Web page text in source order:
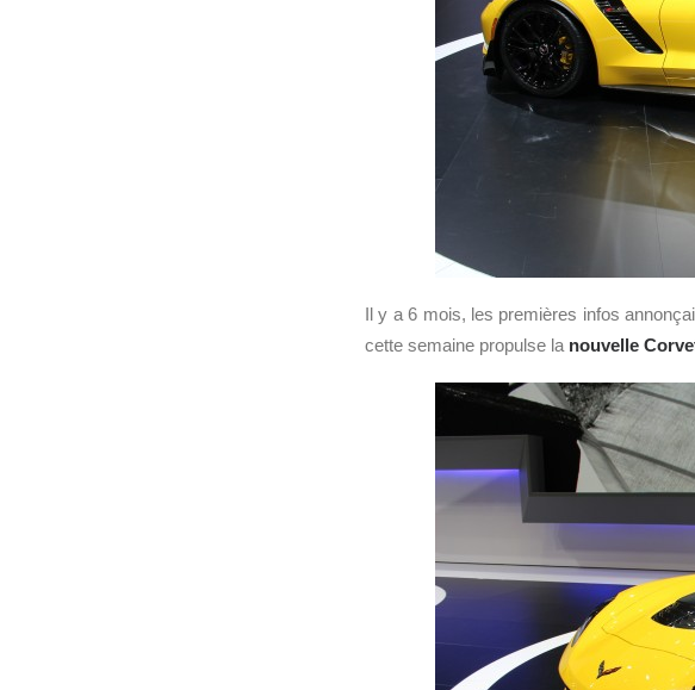
Il y a 6 mois, les premières infos
cette semaine propulse la nouvelle